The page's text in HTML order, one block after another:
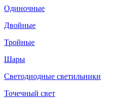
Одиночные
Двойные
Тройные
Шары
Светодиодные светильники
Точечный свет